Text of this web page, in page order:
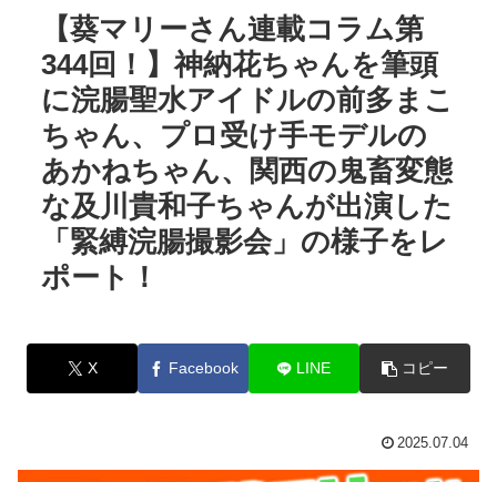
【葵マリーさん連載コラム第
344回！】神納花ちゃんを筆頭
に浣腸聖水アイドルの前多まこ
ちゃん、プロ受け手モデルの
あかねちゃん、関西の鬼畜変態
な及川貴和子ちゃんが出演した
「緊縛浣腸撮影会」の様子をレ
ポート！
X Facebook LINE コピー
2025.07.04